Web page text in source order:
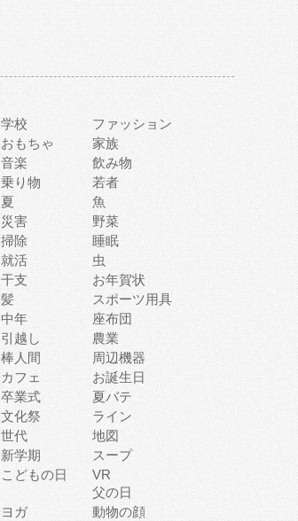
学校
ファッション
おもちゃ
家族
音楽
飲み物
乗り物
若者
夏
魚
災害
野菜
掃除
睡眠
就活
虫
干支
お年賀状
髪
スポーツ用具
中年
座布団
引越し
農業
棒人間
周辺機器
カフェ
お誕生日
卒業式
夏バテ
文化祭
ライン
世代
地図
新学期
スープ
こどもの日
VR
父の日
ヨガ
動物の顔